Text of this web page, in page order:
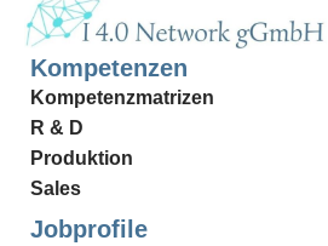
Kompetenzen
Kompetenzmatrizen
R & D
Produktion
Sales
Jobprofile